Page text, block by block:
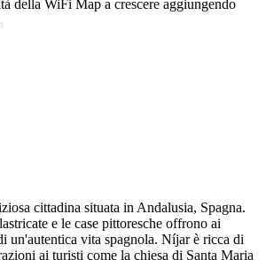
della WiFi Map a crescere aggiungendo
cittadina situata in Andalusia, Spagna.
e le case pittoresche offrono ai
un'autentica vita spagnola. Níjar è ricca di
ai turisti come la chiesa di Santa Maria